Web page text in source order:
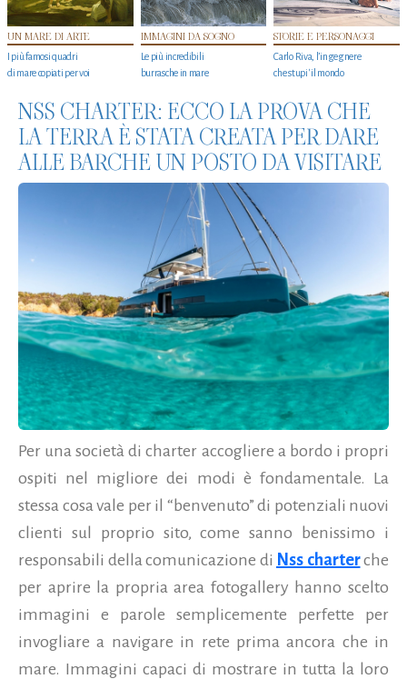
UN MARE DI ARTE
I più famosi quadri
di mare copiati per voi
IMMAGINI DA SOGNO
Le più incredibili
burrasche in mare
STORIE E PERSONAGGI
Carlo Riva, l’ingegnere
che stupi' il mondo
NSS CHARTER: ECCO LA PROVA CHE
LA TERRA È STATA CREATA PER DARE
ALLE BARCHE UN POSTO DA VISITARE
Per una società di charter accogliere a bordo i propri
ospiti nel migliore dei modi è fondamentale. La
stessa cosa vale per il “benvenuto” di potenziali nuovi
clienti sul proprio sito, come sanno benissimo i
responsabili della comunicazione di Nss charterche
per aprire la propria area fotogallery hanno scelto
immagini e parole semplicemente perfette per
invogliare a navigare in rete prima ancora che in
mare. Immagini capaci di mostrare in tutta la loro